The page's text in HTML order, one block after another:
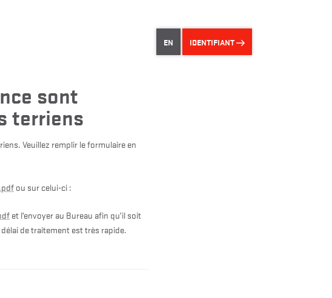
EN IDENTIFIANT
sont
terriens
Veuillez remplir le formulaire en
ou sur celui-ci :
et l’envoyer au Bureau afin qu’il soit
de traitement est très rapide.